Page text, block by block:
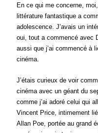
En ce qui me concerne,
littérature fantastique a
adolescence. J’avais un
oui, tout a commencé avec
aussi que j’ai commencé à
cinéma.
J’étais curieux de voir
cinéma avec un géant du
comme j’ai adoré celui qui
Vincent Price, intimement
Allan Poe, portée au grand